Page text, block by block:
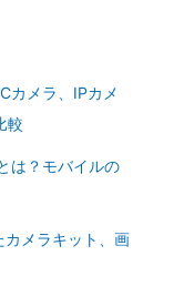
カメラ、IPカメ
較
は？モバイルの
カメラキット、画